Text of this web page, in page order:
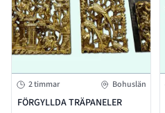
2 timmar Bohuslän
FÖRGYLLDA TRÄPANELER